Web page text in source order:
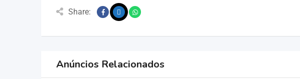
Share:
Anúncios Relacionados